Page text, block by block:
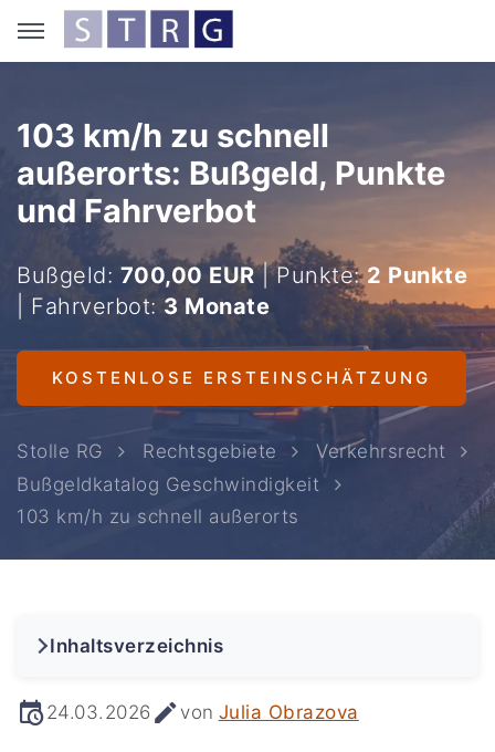
103 km/h zu schnell
außerorts: Bußgeld, Punkte
und Fahrverbot
Bußgeld: 700,00 EUR| Punkte:2 Punkte
| Fahrverbot: 3 Monate
KOSTENLOSE ERSTEINSCHÄTZUNG
Stolle RG Rechtsgebiete
Verkehrsrecht
Bußgeldkatalog Geschwindigkeit
103 km/h zu schnell außerorts
24.03.2026 von Julia Obrazova
Inhaltsverzeichnis